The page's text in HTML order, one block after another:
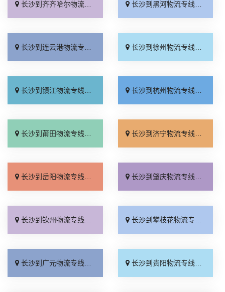
长沙到齐齐哈尔物流专线_运保时效「一站直达」 长沙到黑河物流专线_送货到门「放心物流」
长沙到连云港物流专线_定点发车「高效快运」 长沙到徐州物流专线_计费标准「专线查询」
长沙到镇江物流专线_专业调车「急你所需」 长沙到杭州物流专线_需要几天「运费多少」
长沙到莆田物流专线_直达往返「一站式托运」 长沙到济宁物流专线_多少一方「物流拼车」
长沙到岳阳物流专线_专业可靠「直通专线」 长沙到肇庆物流专线_价格透明「托运省心」
长沙到钦州物流专线_专线快运「多少一吨」 长沙到攀枝花物流专线_直达不中转「准时到货」
长沙到广元物流专线_一站式托运「零担配货」 长沙到贵阳物流专线_定点发车「专线直达」